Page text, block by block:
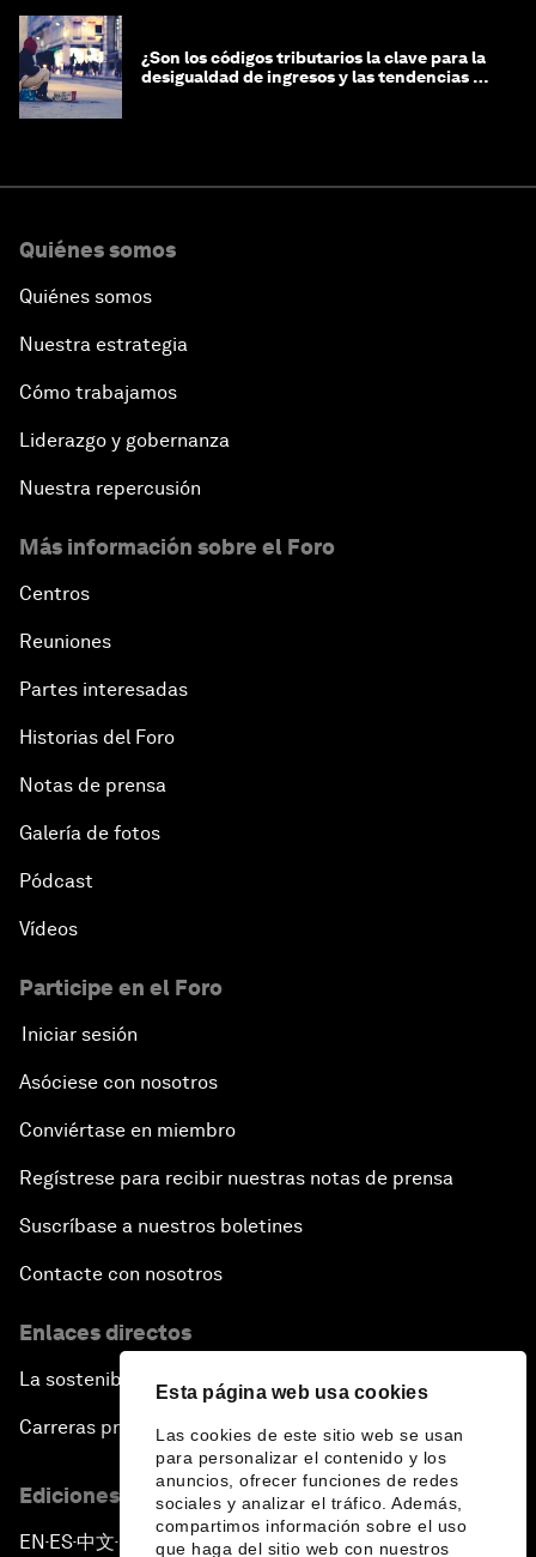
Esta página web usa cookies
Las cookies de este sitio web se usan
para personalizar el contenido y los
anuncios, ofrecer funciones de redes
sociales y analizar el tráfico. Además,
compartimos información sobre el uso
que haga del sitio web con nuestros
¿Son los códigos tributarios la clave para la
desigualdad de ingresos y las tendencias de
Quiénes somos
Quiénes somos
Nuestra estrategia
Cómo trabajamos
Liderazgo y gobernanza
Nuestra repercusión
Más información sobre el Foro
Centros
Reuniones
Partes interesadas
Historias del Foro
Notas de prensa
Galería de fotos
Pódcast
Vídeos
Participe en el Foro
Iniciar sesión
Asóciese con nosotros
Conviértase en miembro
Regístrese para recibir nuestras notas de prensa
Suscríbase a nuestros boletines
Contacte con nosotros
Enlaces directos
La sostenibilidad en el Foro
Carreras profesionales
Ediciones en otros idiomas
EN ▪ES▪中文▪ 日本語